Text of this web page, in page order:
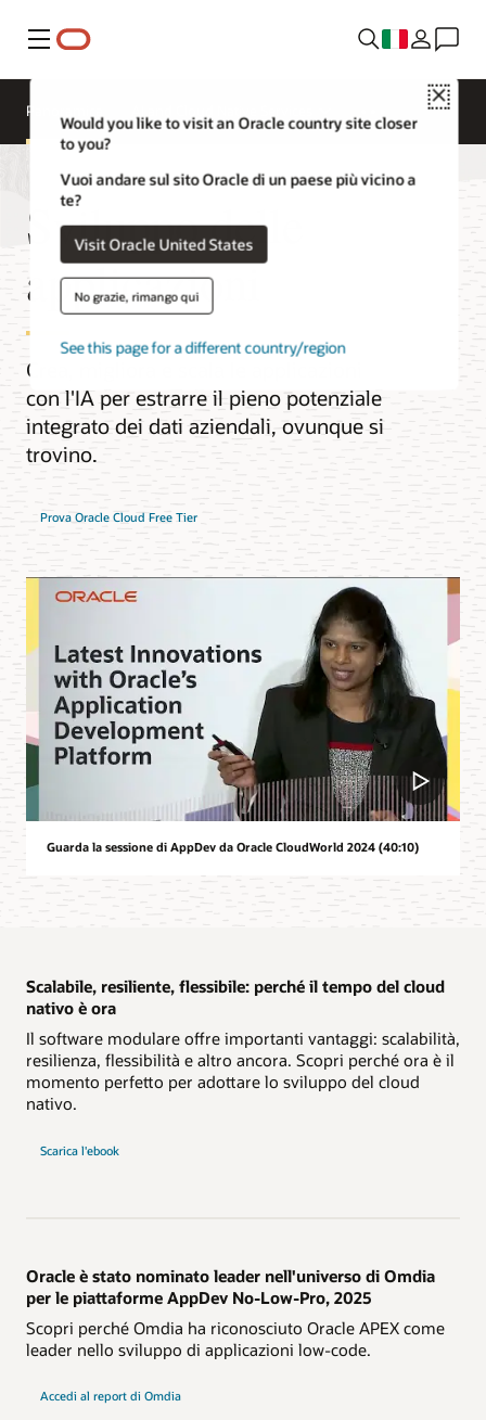
Menu
Close
Would you like to visit an Oracle country site closer
to you?
Vuoi andare sul sito Oracle di un paese più vicino a
te?
Visit Oracle United States
No grazie, rimango qui
See this page for a different country/region
Panoramica
Sviluppo delle
applicazioni
Crea, migliora e scala le applicazioni
con l'IA per estrarre il pieno potenziale
integrato dei dati aziendali, ovunque si
trovino.
Prova Oracle Cloud Free Tier
Guarda la sessione di AppDev da Oracle CloudWorld 2024 (40:10)
Scalabile, resiliente, flessibile: perché il tempo del cloud
nativo è ora
Il software modulare offre importanti vantaggi: scalabilità,
resilienza, flessibilità e altro ancora. Scopri perché ora è il
momento perfetto per adottare lo sviluppo del cloud
nativo.
Scarica l'ebook
Oracle è stato nominato leader nell'universo di Omdia
per le piattaforme AppDev No-Low-Pro, 2025
Scopri perché Omdia ha riconosciuto Oracle APEX come
leader nello sviluppo di applicazioni low-code.
Accedi al report di Omdia